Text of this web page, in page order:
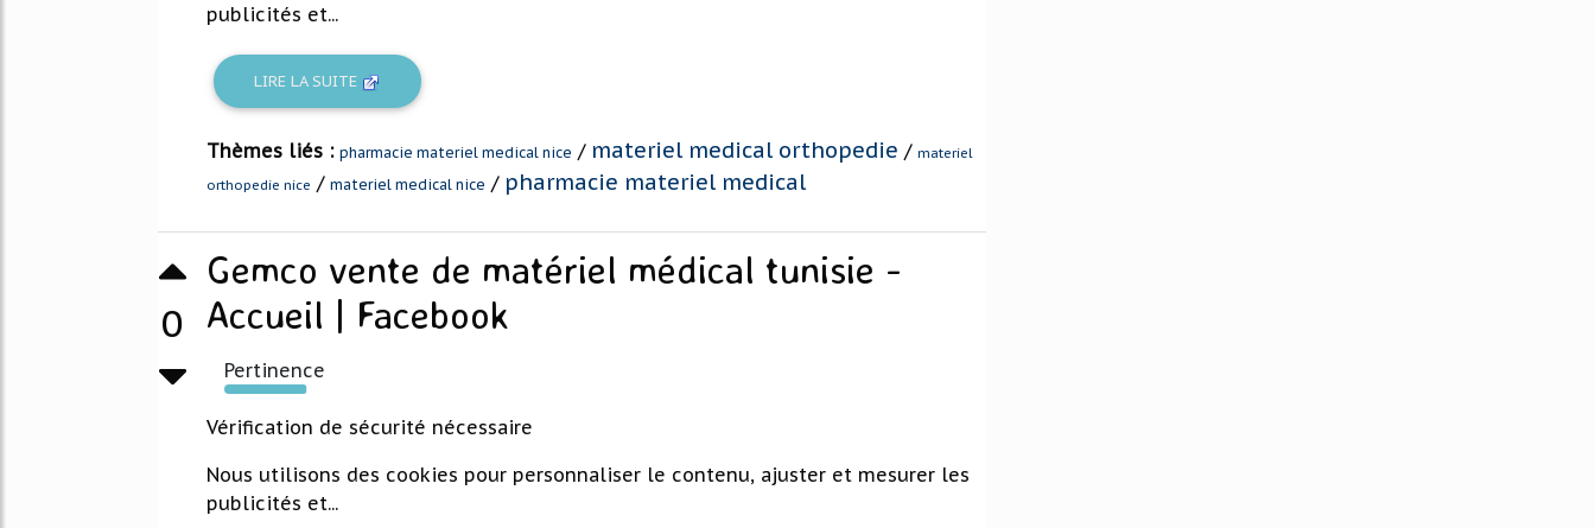
publicités et...
LIRE LA SUITE
Thèmes liés : pharmacie materiel medical nice / materiel medical orthopedie / materiel
orthopedie nice / materiel medical nice / pharmacie materiel medical
0
Gemco vente de matériel médical tunisie -
Accueil | Facebook
Pertinence
98%
Vérification de sécurité nécessaire
Nous utilisons des cookies pour personnaliser le contenu, ajuster et mesurer les
publicités et...